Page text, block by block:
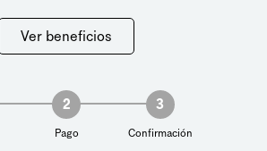
Ver beneficios
2
Pago
3
Confirmación